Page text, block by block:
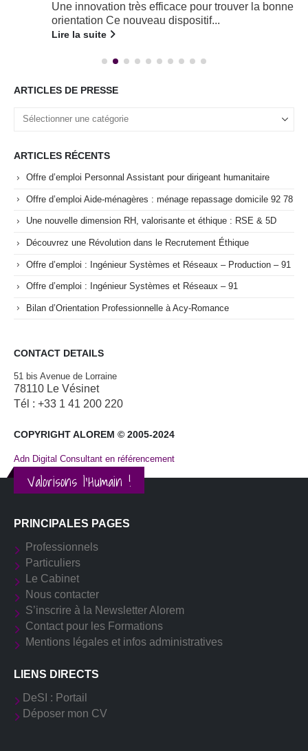
Une innovation très efficace pour trouver la bonne
orientation Ce nouveau dispositif...
Lire la suite
ARTICLES DE PRESSE
ARTICLES RÉCENTS
Offre d’emploi Personnal Assistant pour dirigeant humanitaire
Offre d’emploi Aide-ménagères : ménage repassage domicile 92 78
Une nouvelle dimension RH, valorisante et éthique : RSE & 5D
Découvrez une Révolution dans le Recrutement Éthique
Offre d’emploi : Ingénieur Systèmes et Réseaux – Production – 91
Offre d’emploi : Ingénieur Systèmes et Réseaux – 91
Bilan d’Orientation Professionnelle à Acy-Romance
CONTACT DETAILS
51 bis Avenue de Lorraine
78110 Le Vésinet
Tél : +33 1 41 200 220
COPYRIGHT ALOREM © 2005-2024
Adn Digital Consultant en référencement
Valorisons l'Humain !
PRINCIPALES PAGES
Professionnels
Particuliers
Le Cabinet
Nous contacter
S’inscrire à la Newsletter Alorem
Contact pour les Formations
Mentions légales et infos administratives
LIENS DIRECTS
DeSI : Portail
Déposer mon CV